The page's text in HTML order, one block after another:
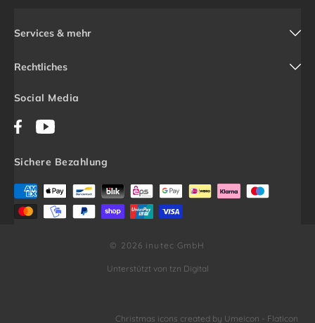
Services & mehr
Rechtliches
Social Media
Facebook
YouTube
Sichere Bezahlung
© 2026 inutec GmbH
Unterstützt von tzn Digital
Christmas icons created by Umeicon - Flaticon